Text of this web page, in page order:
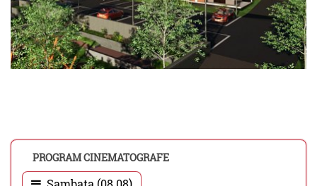
PROGRAM CINEMATOGRAFE